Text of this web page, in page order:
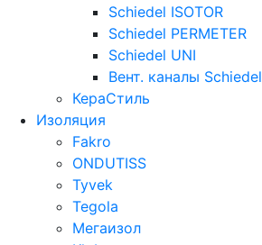
Schiedel ISOTOR
Schiedel PERMETER
Schiedel UNI
Вент. каналы Schiedel
КераСтиль
Изоляция
Fakro
ONDUTISS
Tyvek
Tegola
Мегаизол